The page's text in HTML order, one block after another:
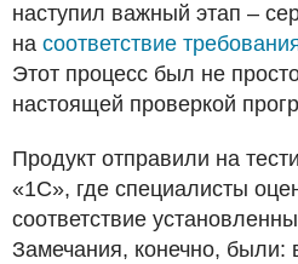
наступил важный этап –
на соответствие
Этот процесс был не
настоящей проверкой
Продукт отправили на
«1С», где специалисты
соответствие
Замечания, конечно, были: